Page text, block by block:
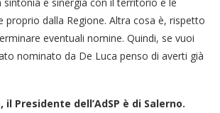
proprio dalla Regione. Altra cosa è, rispetto
eventuali nomine. Quindi, se vuoi
nominato da De Luca penso di averti già
il Presidente dell’AdSP è di Salerno.